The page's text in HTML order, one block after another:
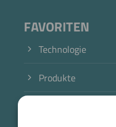
FAVORITEN
Technologie
Produkte